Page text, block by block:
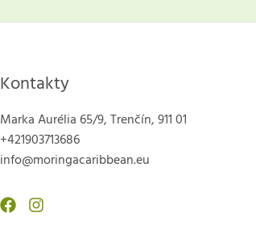
Kontakty
Marka Aurélia 65/9, Trenčín, 911 01
+421903713686
info@moringacaribbean.eu